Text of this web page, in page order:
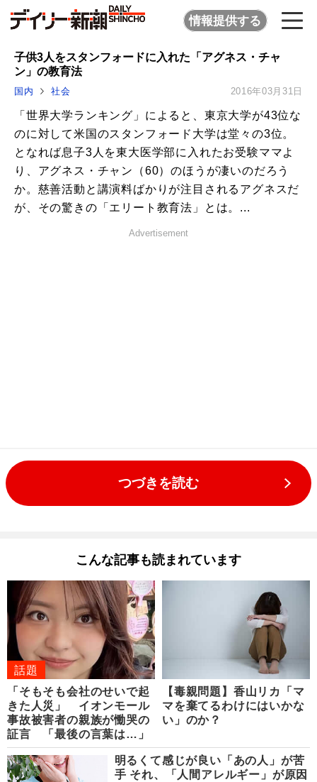
情報提供する
子供3人をスタンフォードに入れた「アグネス・チャ
ン」の教育法
国内 社会 2016年03月31日
「世界大学ランキング」によると、東京大学が43位な
のに対して米国のスタンフォード大学は堂々の3位。
となれば息子3人を東大医学部に入れたお受験ママよ
り、アグネス・チャン（60）のほうが凄いのだろう
か。慈善活動と講演料ばかりが注目されるアグネスだ
が、その驚きの「エリート教育法」とは。...
Advertisement
つづきを読む
こんな記事も読まれています
話題
「そもそも会社のせいで起
きた人災」 イオンモール
事故被害者の親族が慟哭の
証言 「最後の言葉は…」
【毒親問題】香山リカ「マ
マを棄てるわけにはいかな
い」のか？
明るくて感じが良い「あの人」が苦
手 それ、「人間アレルギー」が原因